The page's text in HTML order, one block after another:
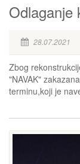
Odlaganje
28.07.2021
Zbog
"NAVAK"
terminu,koji je